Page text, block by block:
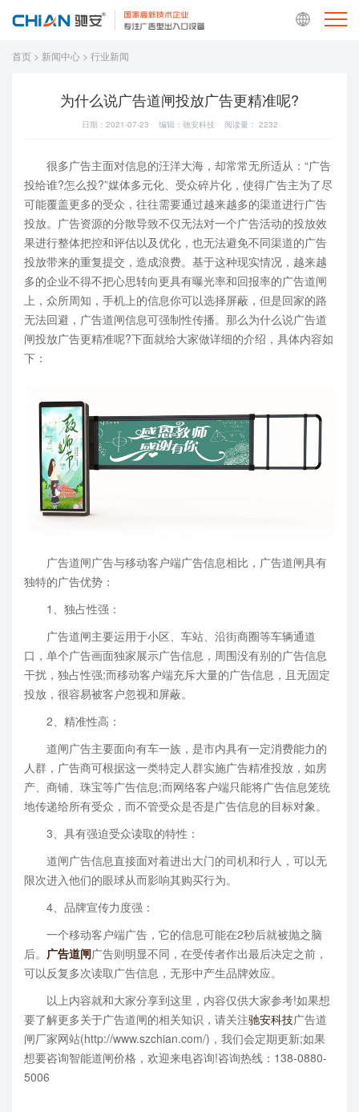
首页 > 新闻中心 > 行业新闻
为什么说广告道闸投放广告更精准呢?
日期：2021-07-23 编辑：驰安科技 阅读量： 2232
很多广告主面对信息的汪洋大海，却常常无所适从：“广告
投给谁?怎么投?”媒体多元化、受众碎片化，使得广告主为了尽
可能覆盖更多的受众，往往需要通过越来越多的渠道进行广告
投放。广告资源的分散导致不仅无法对一个广告活动的投放效
果进行整体把控和评估以及优化，也无法避免不同渠道的广告
投放带来的重复提交，造成浪费。基于这种现实情况，越来越
多的企业不得不把心思转向更具有曝光率和回报率的广告道闸
上，众所周知，手机上的信息你可以选择屏蔽，但是回家的路
无法回避，广告道闸信息可强制性传播。那么为什么说广告道
闸投放广告更精准呢?下面就给大家做详细的介绍，具体内容如
下：
广告道闸广告与移动客户端广告信息相比，广告道闸具有
独特的广告优势：
1、独占性强：
广告道闸主要运用于小区、车站、沿街商圈等车辆通道
口，单个广告画面独家展示广告信息，周围没有别的广告信息
干扰，独占性强;而移动客户端充斥大量的广告信息，且无固定
投放，很容易被客户忽视和屏蔽。
2、精准性高：
道闸广告主要面向有车一族，是市内具有一定消费能力的
人群，广告商可根据这一类特定人群实施广告精准投放，如房
产、商铺、珠宝等广告信息;而网络客户端只能将广告信息笼统
地传递给所有受众，而不管受众是否是广告信息的目标对象。
3、具有强迫受众读取的特性：
道闸广告信息直接面对着进出大门的司机和行人，可以无
限次进入他们的眼球从而影响其购买行为。
4、品牌宣传力度强：
一个移动客户端广告，它的信息可能在2秒后就被抛之脑
后。 广告道闸广告则明显不同，在受传者作出最后决定之前，
可以反复多次读取广告信息，无形中产生品牌效应。
以上内容就和大家分享到这里，内容仅供大家参考!如果想
要了解更多关于广告道闸的相关知识，请关注驰安科技广告道
闸厂家网站(http://www.szchian.com/)，我们会定期更新;如果
想要咨询智能道闸价格，欢迎来电咨询!咨询热线：138-0880-
5006